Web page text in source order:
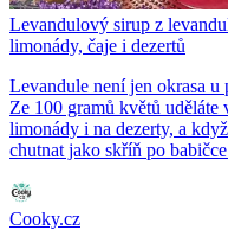
Levandulový sirup z
limonády, čaje i dezertů
Levandule není jen okrasa u
Ze 100 gramů květů uděláte
limonády i na dezerty, a
chutnat jako skříň po
Cooky.cz